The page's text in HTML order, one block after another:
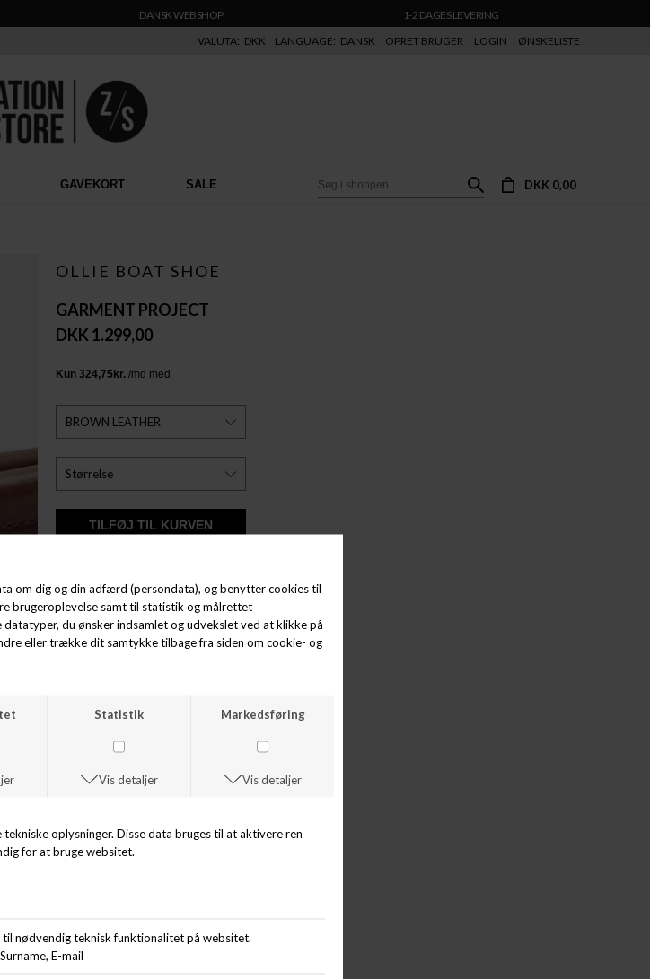
DANSK WEBSHOP
1-2 DAGES LEVERING
LOGIN
ØNSKELISTE
OPRET BRUGER
DANSK
LANGUAGE:
DKK
VALUTA:
GAVEKORT SALE DKK 0,00
OLLIE BOAT SHOE
GARMENT PROJECT
DKK 1.299,00
Mærke: Garment Project
Model: Ollie Boat Shoe
Farve: Brown Leather